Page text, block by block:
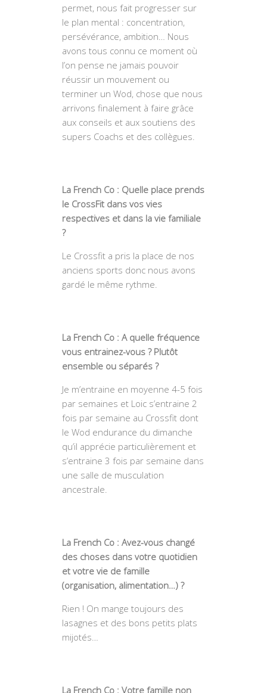
permet, nous fait progresser sur
le plan mental : concentration,
persévérance, ambition… Nous
avons tous connu ce moment où
l’on pense ne jamais pouvoir
réussir un mouvement ou
terminer un Wod, chose que nous
arrivons finalement à faire grâce
aux conseils et aux soutiens des
supers Coachs et des collègues.
La French Co : Quelle place prends
le CrossFit dans vos vies
respectives et dans la vie familiale
?
Le Crossfit a pris la place de nos
anciens sports donc nous avons
gardé le même rythme.
La French Co : A quelle fréquence
vous entrainez-vous ? Plutôt
ensemble ou séparés ?
Je m’entraine en moyenne 4-5 fois
par semaines et Loic s’entraine 2
fois par semaine au Crossfit dont
le Wod endurance du dimanche
qu’il apprécie particulièrement et
s’entraine 3 fois par semaine dans
une salle de musculation
ancestrale.
La French Co : Avez-vous changé
des choses dans votre quotidien
et votre vie de famille
(organisation, alimentation…) ?
Rien ! On mange toujours des
lasagnes et des bons petits plats
mijotés…
La French Co : Votre famille non